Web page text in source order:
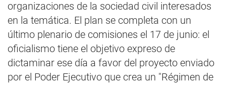
organizaciones de la sociedad civil interesados
en la temática. El plan se completa con un
último plenario de comisiones el 17 de junio: el
oficialismo tiene el objetivo expreso de
dictaminar ese día a favor del proyecto enviado
por el Poder Ejecutivo que crea un "Régimen de